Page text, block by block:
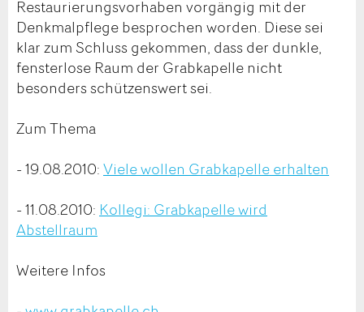
Restaurierungsvorhaben vorgängig mit der
Denkmalpflege besprochen worden. Diese sei
klar zum Schluss gekommen, dass der dunkle,
fensterlose Raum der Grabkapelle nicht
besonders schützenswert sei.
Zum Thema
- 19.08.2010:Viele wollen Grabkapelle erhalten
- 11.08.2010: Kollegi: Grabkapelle wird
Abstellraum
Weitere Infos